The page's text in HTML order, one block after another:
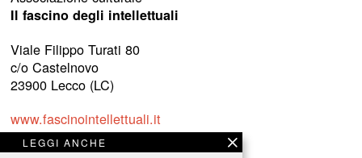
Il fascino degli intellettuali
Viale Filippo Turati 80
c/o Castelnovo
23900 Lecco (LC)
www.fascinointellettuali.it
info[at]fascinointellettuali.it
LEGGI ANCHE